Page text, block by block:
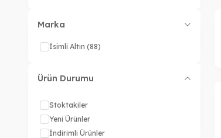
Marka
İsimli Altın (88)
Ürün Durumu
Stoktakiler
Yeni Ürünler
İndirimli Ürünler